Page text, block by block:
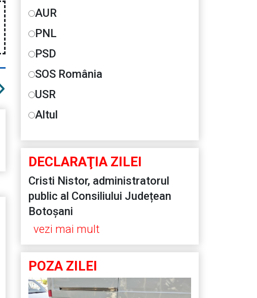
AUR
PNL
PSD
SOS România
USR
Altul
DECLARAŢIA ZILEI
Cristi Nistor, administratorul
public al Consiliului Județean
Botoșani
vezi mai mult
POZA ZILEI